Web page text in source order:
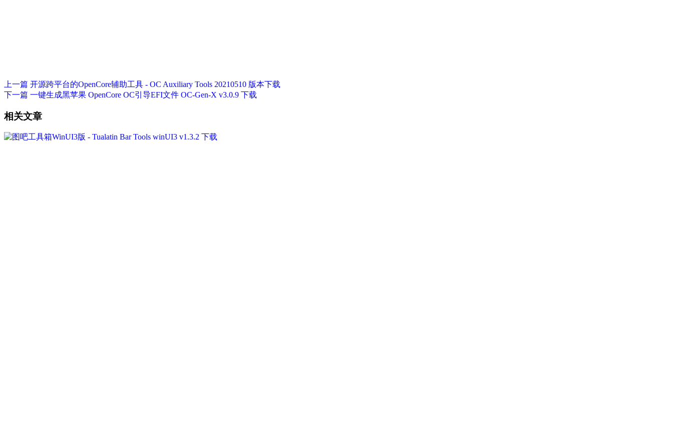
上一篇 开源跨平台的OpenCore辅助工具 - OC Auxiliary Tools 20210510 版本下载
下一篇 一键生成黑苹果 OpenCore OC引导EFI文件 OC-Gen-X v3.0.9 下载
相关文章